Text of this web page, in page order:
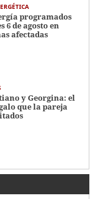
programados
6 de agosto en
afectadas
y Georgina: el
que la pareja